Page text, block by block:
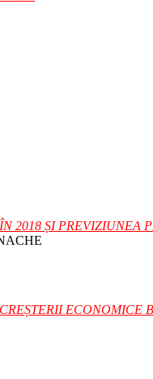
2018 ȘI PREVIZIUNEA
ECONOMICE